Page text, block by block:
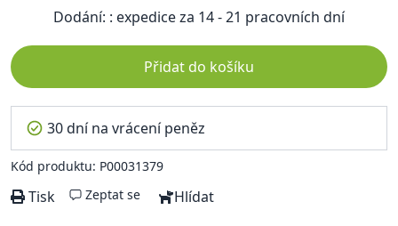
Dodání: : expedice za 14 - 21 pracovních dní
Přidat do košíku
30 dní na vrácení peněz
Kód produktu: P00031379
Tisk Zeptat se Hlídat